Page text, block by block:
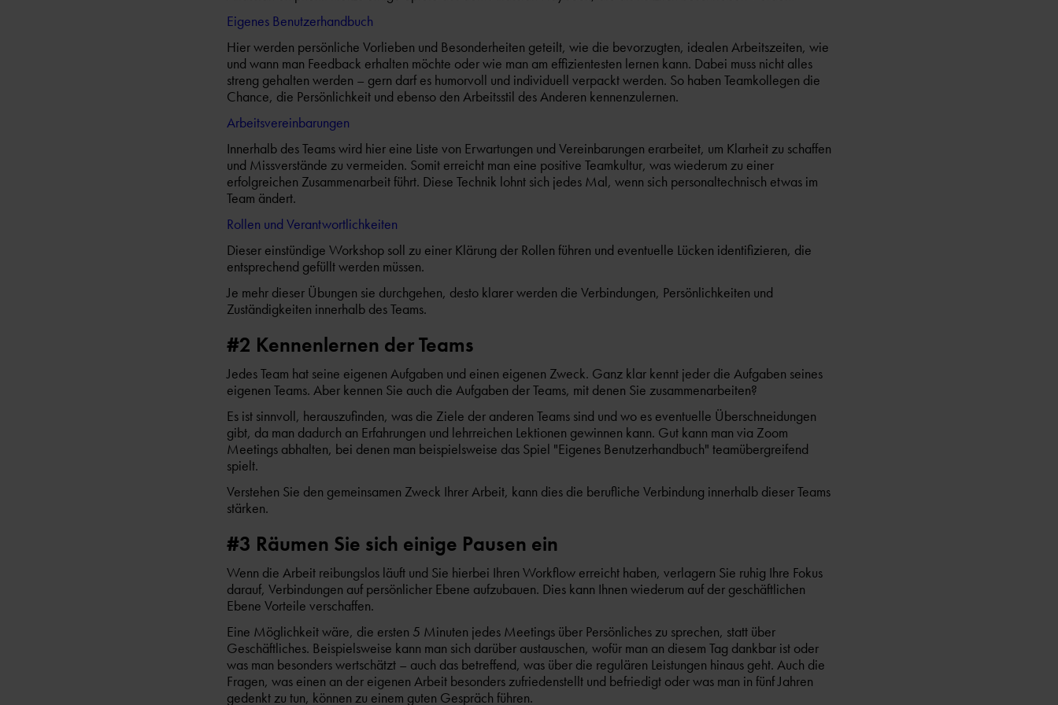
Eigenes Benutzerhandbuch
Hier werden persönliche Vorlieben und Besonderheiten geteilt, wie die bevorzugten, idealen Arbeitszeiten, wie
und wann man Feedback erhalten möchte oder wie man am effizientesten lernen kann. Dabei muss nicht alles
streng gehalten werden – gern darf es humorvoll und individuell verpackt werden. So haben Teamkollegen die
Chance, die Persönlichkeit und ebenso den Arbeitsstil des Anderen kennenzulernen.
Arbeitsvereinbarungen
Innerhalb des Teams wird hier eine Liste von Erwartungen und Vereinbarungen erarbeitet, um Klarheit zu schaffen
und Missverstände zu vermeiden. Somit erreicht man eine positive Teamkultur, was wiederum zu einer
erfolgreichen Zusammenarbeit führt. Diese Technik lohnt sich jedes Mal, wenn sich personaltechnisch etwas im
Team ändert.
Rollen und Verantwortlichkeiten
Dieser einstündige Workshop soll zu einer Klärung der Rollen führen und eventuelle Lücken identifizieren, die
entsprechend gefüllt werden müssen.
Je mehr dieser Übungen sie durchgehen, desto klarer werden die Verbindungen, Persönlichkeiten und
Zuständigkeiten innerhalb des Teams.
#2 Kennenlernen der Teams
Jedes Team hat seine eigenen Aufgaben und einen eigenen Zweck. Ganz klar kennt jeder die Aufgaben seines
eigenen Teams. Aber kennen Sie auch die Aufgaben der Teams, mit denen Sie zusammenarbeiten?
Es ist sinnvoll, herauszufinden, was die Ziele der anderen Teams sind und wo es eventuelle Überschneidungen
gibt, da man dadurch an Erfahrungen und lehrreichen Lektionen gewinnen kann. Gut kann man via Zoom
Meetings abhalten, bei denen man beispielsweise das Spiel "Eigenes Benutzerhandbuch" teamübergreifend
spielt.
Verstehen Sie den gemeinsamen Zweck Ihrer Arbeit, kann dies die berufliche Verbindung innerhalb dieser Teams
stärken.
#3 Räumen Sie sich einige Pausen ein
Wenn die Arbeit reibungslos läuft und Sie hierbei Ihren Workflow erreicht haben, verlagern Sie ruhig Ihre Fokus
darauf, Verbindungen auf persönlicher Ebene aufzubauen. Dies kann Ihnen wiederum auf der geschäftlichen
Ebene Vorteile verschaffen.
Eine Möglichkeit wäre, die ersten 5 Minuten jedes Meetings über Persönliches zu sprechen, statt über
Geschäftliches. Beispielsweise kann man sich darüber austauschen, wofür man an diesem Tag dankbar ist oder
was man besonders wertschätzt – auch das betreffend, was über die regulären Leistungen hinaus geht. Auch die
Fragen, was einen an der eigenen Arbeit besonders zufriedenstellt und befriedigt oder was man in fünf Jahren
gedenkt zu tun, können zu einem guten Gespräch führen.